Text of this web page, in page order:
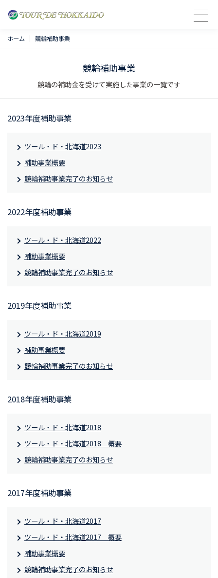
ホーム 競輪補助事業
競輪補助事業
競輪の補助金を受けて実施した事業の一覧です
2023年度補助事業
ツール・ド・北海道2023
補助事業概要
競輪補助事業完了のお知らせ
2022年度補助事業
ツール・ド・北海道2022
補助事業概要
競輪補助事業完了のお知らせ
2019年度補助事業
ツール・ド・北海道2019
補助事業概要
競輪補助事業完了のお知らせ
2018年度補助事業
ツール・ド・北海道2018
ツール・ド・北海道2018 概要
競輪補助事業完了のお知らせ
2017年度補助事業
ツール・ド・北海道2017
ツール・ド・北海道2017 概要
補助事業概要
競輪補助事業完了のお知らせ